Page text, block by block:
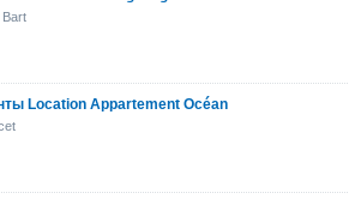
Bart
Location Appartement Océan